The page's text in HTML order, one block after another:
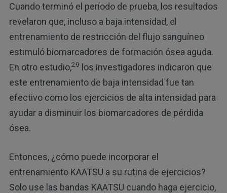
Cuando terminó el período de prueba, los resultados
revelaron que, incluso a baja intensidad, el
entrenamiento de restricción del flujo sanguíneo
estimuló biomarcadores de formación ósea aguda.
En otro estudio,29 los investigadores indicaron que
este entrenamiento de baja intensidad fue tan
efectivo como los ejercicios de alta intensidad para
ayudar a disminuir los biomarcadores de pérdida
ósea.
Entonces, ¿cómo puede incorporar el
entrenamiento KAATSU a su rutina de ejercicios?
Solo use las bandas KAATSU cuando haga ejercicio,